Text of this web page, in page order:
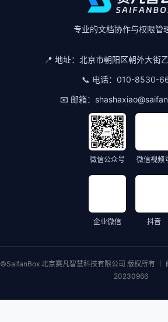
专业的文档协作与权限管
📍 地址： 北京市朝阳区朝外大街
📞 电话： 010-8530-
📧 邮箱：
微信公众号 微信视频
企业微信 抖音
©SaifanBox 北京赛凡智慧科技有限公司 版权所有 ｜
20230966